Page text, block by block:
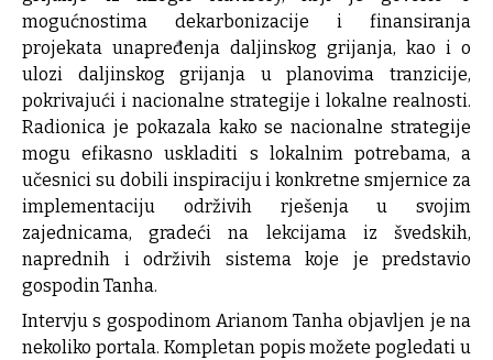
mogućnostima dekarbonizacije i finansiranja
projekata unapređenja daljinskog grijanja, kao i o
ulozi daljinskog grijanja u planovima tranzicije,
pokrivajući i nacionalne strategije i lokalne realnosti.
Radionica je pokazala kako se nacionalne strategije
mogu efikasno uskladiti s lokalnim potrebama, a
učesnici su dobili inspiraciju i konkretne smjernice za
implementaciju održivih rješenja u svojim
zajednicama, gradeći na lekcijama iz švedskih,
naprednih i održivih sistema koje je predstavio
gospodin Tanha.
Intervju s gospodinom Arianom Tanha objavljen je na
nekoliko portala. Kompletan popis možete pogledati u